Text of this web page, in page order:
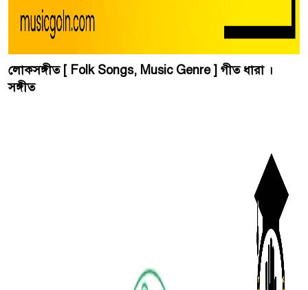
লোকসঙ্গীত [ Folk Songs, Music Genre ] গীত ধারা ।
সঙ্গীত